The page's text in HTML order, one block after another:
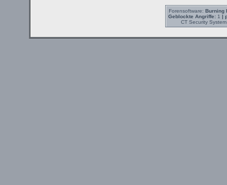
Forensoftware: Burning
Geblockte Angriffe:1 |
CT Security